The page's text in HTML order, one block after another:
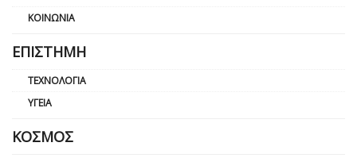
ΚΟΙΝΩΝΊΑ
ΕΠΙΣΤΉΜΗ
ΤΕΧΝΟΛΟΓΊΑ
ΥΓΕΊΑ
ΚΌΣΜΟΣ